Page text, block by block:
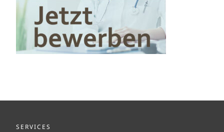
SERVICES